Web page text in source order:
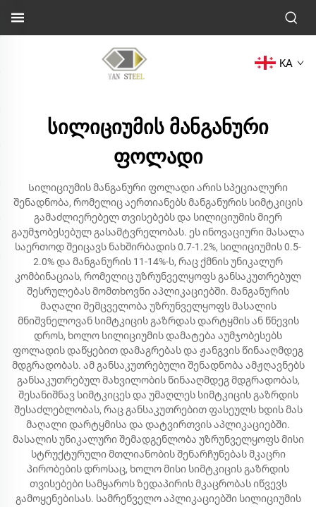
KA
სილიციუმის მანგანური
ფოლადი
Სილიციუმის მანგანური ფოლადი არის სპეციალური
შენადნობა, რომელიც აერთიანებს მანგანურის სიმტკიცის
გამაძლიერებელ თვისებებს და სილიციუმის მიერ
გაუმჯობესებულ გასამტვრელობას. ეს ინოვაციური მასალა
საერთოდ შეიცავს ნახშირბადის 0.7-1.2%, სილიციუმის 0.5-
2.0% და მანგანურის 11-14%-ს, რაც ქმნის უნიკალურ
კომბინაციას, რომელიც უზრუნველყოფს განსაკუთრებულ
შესრულებას მომთხოვნი აპლიკაციებში. მანგანურის
მაღალი შემცველობა უზრუნველყოფს მასალის
მნიშვნელოვან სიმტკიცის გაზრდას დარტყმის ან წნევის
დროს, ხოლო სილიციუმის დამატება აუმჯობესებს
ფოლადის დაწყებით დამაგრებას და ჟანგვის წინააღმდეგ
მდგრადობას. ამ განსაკუთრებული შენადნობა ამჟღავნებს
განსაკუთრებულ მახვილობის წინააღმდეგ მდგრადობას,
შესანიშნავ სიმტკიცეს და უმაღლეს სიმტკიცის გაზრდის
შესაძლებლობას, რაც განსაკუთრებით ფასეულს ხდის მას
მაღალი დარტყმისა და დატვირთვის აპლიკაციებში.
მასალის უნიკალური შემადგენლობა უზრუნველყოფს მისი
სტრუქტურული მთლიანობის შენარჩუნებას მკაცრი
პირობების დროსაც, ხოლო მისი სიმტკიცის გაზრდის
თვისებები სამყაროს ზედაპირის მკაცრობას იწვევს
გამოყენებისას. სამრეწველო აპლიკაციებში სილიციუმის